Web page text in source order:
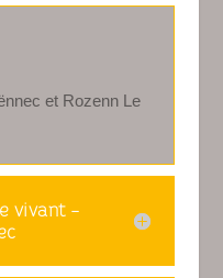
et Rozenn Le
vivant -